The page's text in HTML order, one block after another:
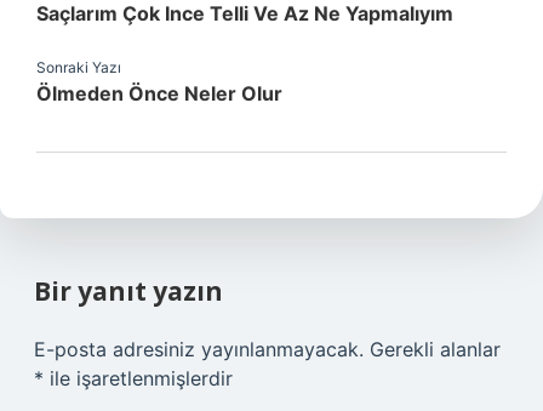
Saçlarım Çok Ince Telli Ve Az Ne Yapmalıyım
Sonraki Yazı
Ölmeden Önce Neler Olur
Bir yanıt yazın
E-posta adresiniz yayınlanmayacak. Gerekli alanlar
* ile işaretlenmişlerdir